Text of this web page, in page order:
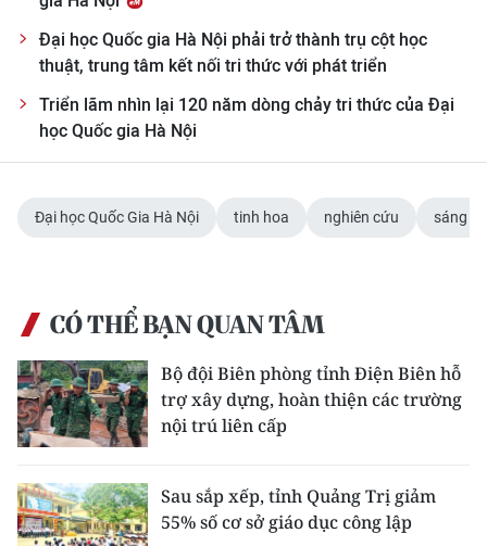
Đại học Quốc gia Hà Nội phải trở thành trụ cột học
thuật, trung tâm kết nối tri thức với phát triển
Triển lãm nhìn lại 120 năm dòng chảy tri thức của Đại
học Quốc gia Hà Nội
Đại học Quốc Gia Hà Nội tinh hoa nghiên cứu sáng
CÓ THỂ BẠN QUAN TÂM
Bộ đội Biên phòng tỉnh Điện Biên hỗ
trợ xây dựng, hoàn thiện các trường
nội trú liên cấp
Sau sắp xếp, tỉnh Quảng Trị giảm
55% số cơ sở giáo dục công lập